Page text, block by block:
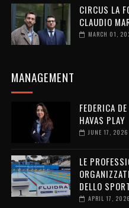
CIRCUS LA
CLAUDIO
MARCH 01,
MANAGEMENT
FEDERICA
HAVAS PLAY
JUNE 17, 2026
LE
DELLO
APRIL 17, 2026